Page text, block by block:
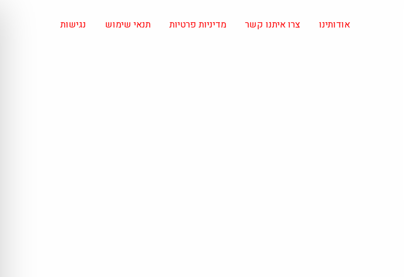
אודותינו צרו איתנו קשר מדיניות פרטיות תנאי שימוש נגישות